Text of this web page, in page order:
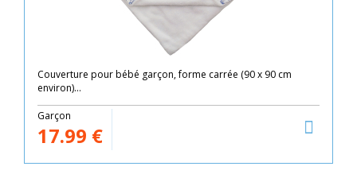
Couverture pour bébé garçon, forme carrée (90 x 90 cm
environ)...
Garçon
17.99 €